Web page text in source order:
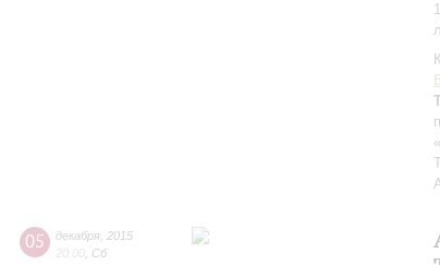
05 декабря 2015
20:00 Сб